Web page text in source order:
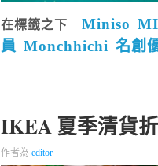
在標籤之下 Miniso
員 Monchhichi 名創
IKEA 夏季清貨
作者為 editor